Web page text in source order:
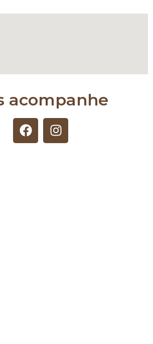
acompanhe